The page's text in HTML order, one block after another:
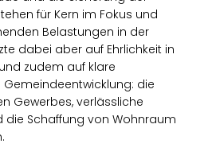
für Kern im Fokus und
Belastungen in der
dabei aber auf Ehrlichkeit in
zudem auf klare
Gemeindeentwicklung: die
Gewerbes, verlässliche
die Schaffung von Wohnraum